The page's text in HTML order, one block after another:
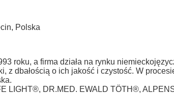
Polska
roku, a firma działa na rynku
z dbałością o ich jakość i czystość. W
LIGHT®, DR.MED. EWALD TÖTH®,